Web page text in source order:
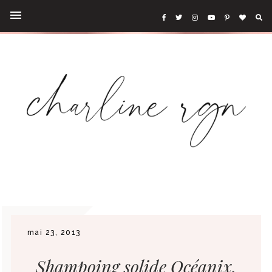
mai 23, 2013
Shampoing solide Océanix,